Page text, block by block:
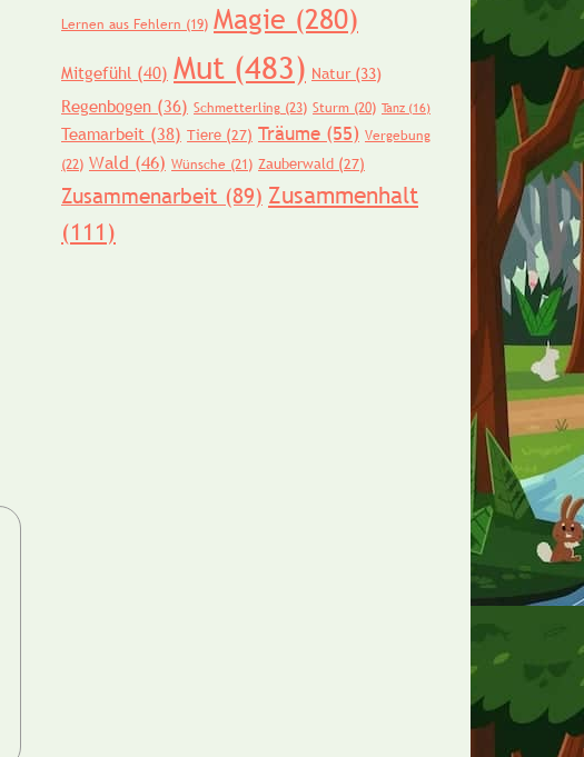
Lernen aus Fehlern (19) Magie (280)
Mitgefühl (40) Mut (483) Natur(33)
Regenbogen (36) Schmetterling (23) Sturm (20) Tanz (16)
Teamarbeit (38) Tiere (27) Träume (55) Vergebung
(22) Wald (46) Wünsche (21) Zauberwald (27)
Zusammenarbeit (89) Zusammenhalt
(111)